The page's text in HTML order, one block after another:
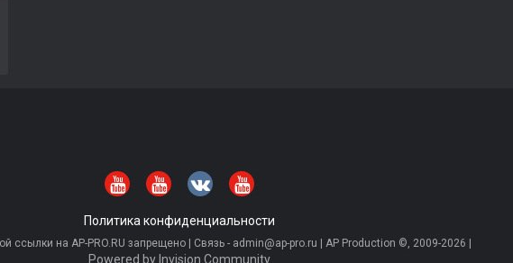
Политика конфиденциальности
ссылки на AP-PRO.RU запрещено | Связь - admin@ap-pro.ru | AP Production ©, 2009-2026 |
Powered by Invision Community